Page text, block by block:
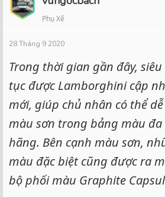
s
t
r
e
a
Phụ Xế
28 Tháng 9 2020
Trong thời gian gần đây, siêu
tục được Lamborghini cập
mới, giúp chủ nhân có thể
màu sơn trong bảng màu
hãng. Bên cạnh màu sơn,
màu đặc biệt cũng được ra
bộ phối màu Graphite